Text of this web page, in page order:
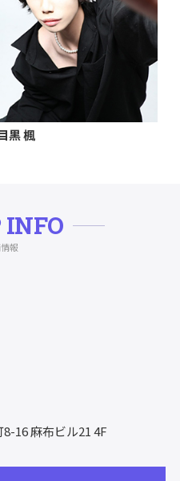
黒 楓
INFO
報
8-16麻布ビル21 4F